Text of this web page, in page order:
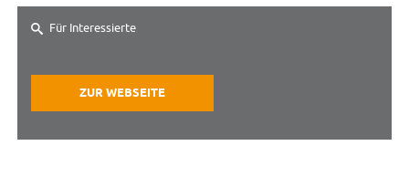
Für Interessierte
ZUR WEBSEITE